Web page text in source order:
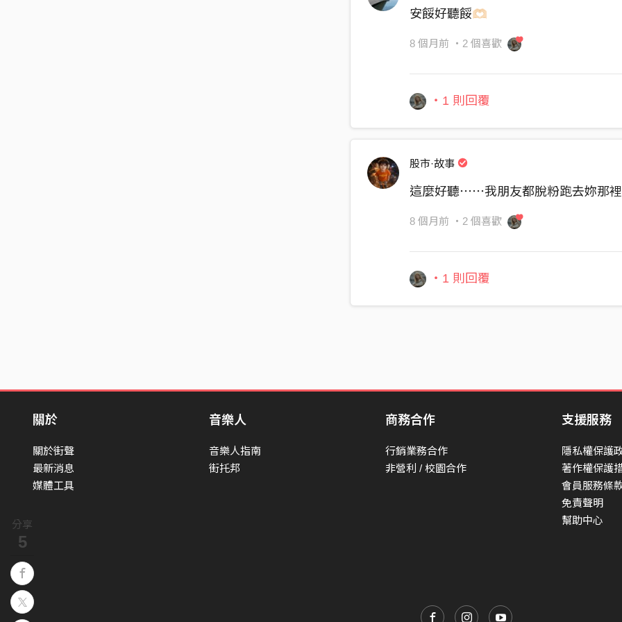
分享
5
安餒好聽餒🫶🏻
8 個月前 ・2 個喜歡
・1 則回覆
股市·故事
這麼好聽⋯⋯我朋友都脫粉跑去妳
8 個月前 ・2 個喜歡
・1 則回覆
關於
關於街聲
最新消息
媒體工具
音樂人
音樂人指南
街托邦
商務合作
行銷業務合作
非營利 / 校園合作
支援服務
隱私權保護
著作權保護
會員服務條
免責聲明
幫助中心